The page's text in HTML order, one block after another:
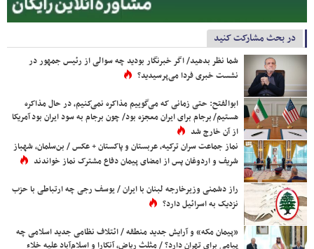
در بحث مشارکت کنید
شما نظر بدهید/ اگر خبرنگار بودید چه سوالی از رئیس جمهور در
نشست خبری فردا می‌پرسیدید؟
ابوالفتح: حتی زمانی که می‌گوییم مذاکره نمی‌کنیم، در حال مذاکره
هستیم/ برجام برای ایران معجزه بود/ چون برجام به سود ایران بود آمریکا
از آن خارج شد
نماز جماعت سران ترکیه، عربستان و پاکستان + عکس / بن‌سلمان، شهباز
شریف و اردوغان پس از امضای پیمان دفاع مشترک نماز خواندند
راز دشمنی وزیرخارجه لبنان با ایران / یوسف رجی چه ارتباطی با حزب
نزدیک به اسرائیل دارد؟
«پیمان مکه» و آرایش جدید منطقه / ائتلاف نظامی جدید اسلامی چه
پیامی برای تهران دارد؟ / مثلث ریاض، آنکارا و اسلام‌آباد علیه خلاء